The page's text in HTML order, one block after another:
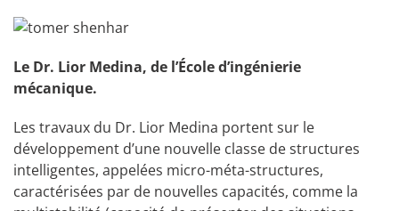
Le Dr. Lior Medina, de l’École d’ingénierie
mécanique.
Les travaux du Dr. Lior Medina portent sur le
développement d’une nouvelle classe de structures
intelligentes, appelées micro-méta-structures,
caractérisées par de nouvelles capacités, comme la